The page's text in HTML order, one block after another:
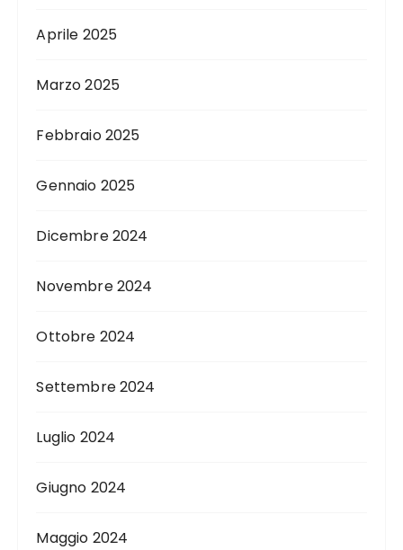
Aprile 2025
Marzo 2025
Febbraio 2025
Gennaio 2025
Dicembre 2024
Novembre 2024
Ottobre 2024
Settembre 2024
Luglio 2024
Giugno 2024
Maggio 2024